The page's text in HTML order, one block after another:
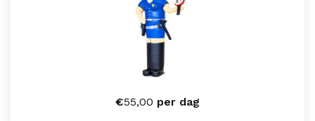
€55,00 per dag